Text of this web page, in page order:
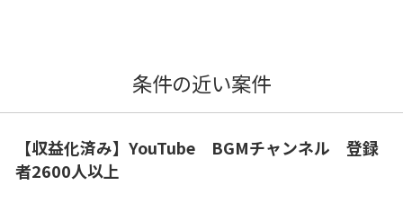
条件の近い案件
【収益化済み】YouTube BGMチャンネル 登録
者2600人以上